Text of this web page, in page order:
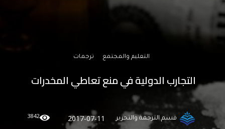
التعليم والمجتمع ترجمات
التجارب الدولية في منع تعاطي المخدرات
قسم الترجمة والتحرير 2017-07-11
3842